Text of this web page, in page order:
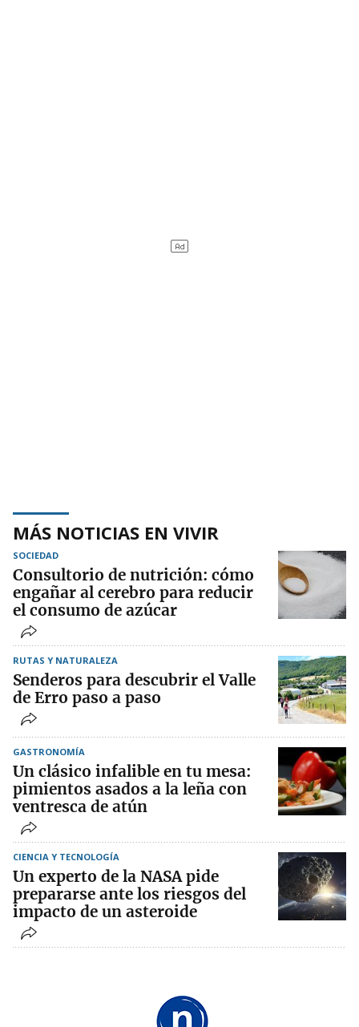
MÁS NOTICIAS EN VIVIR
SOCIEDAD
Consultorio de nutrición: cómo
engañar al cerebro para reducir
el consumo de azúcar
RUTAS Y NATURALEZA
Senderos para descubrir el Valle
de Erro paso a paso
GASTRONOMÍA
Un clásico infalible en tu mesa:
pimientos asados a la leña con
ventresca de atún
CIENCIA Y TECNOLOGÍA
Un experto de la NASA pide
prepararse ante los riesgos del
impacto de un asteroide